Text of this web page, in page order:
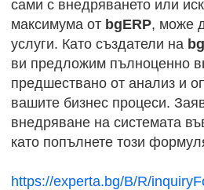
сами с внедряването или
максимума от bgERP, може
услуги. Като създатели на
ви предложим пълноценно
предшествано от анализ и
вашите бизнес процеси.
внедряване на системата
като попълнете този
https://experta.bg/B/R/